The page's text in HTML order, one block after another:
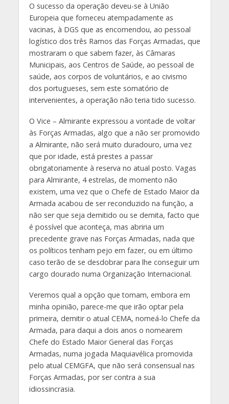
O sucesso da operação deveu-se à União
Europeia que forneceu atempadamente as
vacinas, à DGS que as encomendou, ao pessoal
logístico dos três Ramos das Forças Armadas, que
mostraram o que sabem fazer, às Câmaras
Municipais, aos Centros de Saúde, ao pessoal de
saúde, aos corpos de voluntários, e ao civismo
dos portugueses, sem este somatório de
intervenientes, a operação não teria tido sucesso.
O Vice – Almirante expressou a vontade de voltar
às Forças Armadas, algo que a não ser promovido
a Almirante, não será muito duradouro, uma vez
que por idade, está prestes a passar
obrigatoriamente à reserva no atual posto. Vagas
para Almirante, 4 estrelas, de momento não
existem, uma vez que o Chefe de Estado Maior da
Armada acabou de ser reconduzido na função, a
não ser que seja demitido ou se demita, facto que
é possível que aconteça, mas abriria um
precedente grave nas Forças Armadas, nada que
os políticos tenham pejo em fazer, ou em último
caso terão de se desdobrar para lhe conseguir um
cargo dourado numa Organização Internacional.
Veremos qual a opção que tomam, embora em
minha opinião, parece-me que irão optar pela
primeira, demitir o atual CEMA, nomeá-lo Chefe da
Armada, para daqui a dois anos o nomearem
Chefe do Estado Maior General das Forças
Armadas, numa jogada Maquiavélica promovida
pelo atual CEMGFA, que não será consensual nas
Forças Armadas, por ser contra a sua
idiossincrasia.